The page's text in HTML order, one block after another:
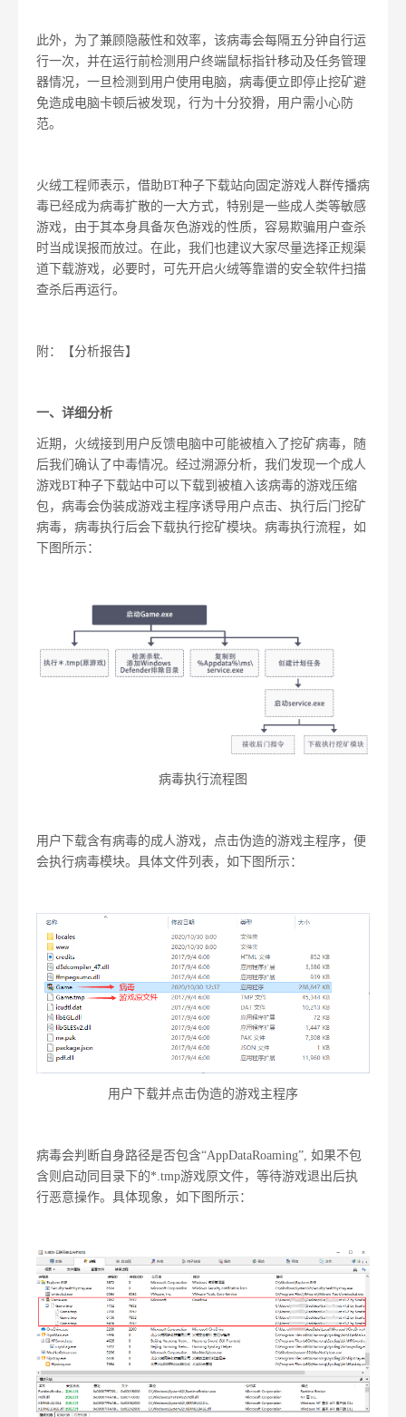
此外，为了兼顾隐蔽性和效率，该病毒会每隔五分钟自行运
行一次，并在运行前检测用户终端鼠标指针移动及任务管理
器情况，一旦检测到用户使用电脑，病毒便立即停止挖矿避
免造成电脑卡顿后被发现，行为十分狡猾，用户需小心防
范。
火绒工程师表示，借助BT种子下载站向固定游戏人群传播病
毒已经成为病毒扩散的一大方式，特别是一些成人类等敏感
游戏，由于其本身具备灰色游戏的性质，容易欺骗用户查杀
时当成误报而放过。在此，我们也建议大家尽量选择正规渠
道下载游戏，必要时，可先开启火绒等靠谱的安全软件扫描
查杀后再运行。
附：【分析报告】
一、 详细分析
近期，火绒接到用户反馈电脑中可能被植入了挖矿病毒，随
后我们确认了中毒情况。经过溯源分析，我们发现一个成人
游戏BT种子下载站中可以下载到被植入该病毒的游戏压缩
包，病毒会伪装成游戏主程序诱导用户点击、执行后门挖矿
病毒，病毒执行后会下载执行挖矿模块。病毒执行流程，如
下图所示：
病毒执行流程图
用户下载含有病毒的成人游戏，点击伪造的游戏主程序，便
会执行病毒模块。具体文件列表，如下图所示：
用户下载并点击伪造的游戏主程序
病毒会判断自身路径是否包含“AppDataRoaming”, 如果不包
含则启动同目录下的*.tmp游戏原文件，等待游戏退出后执
行恶意操作。具体现象，如下图所示：